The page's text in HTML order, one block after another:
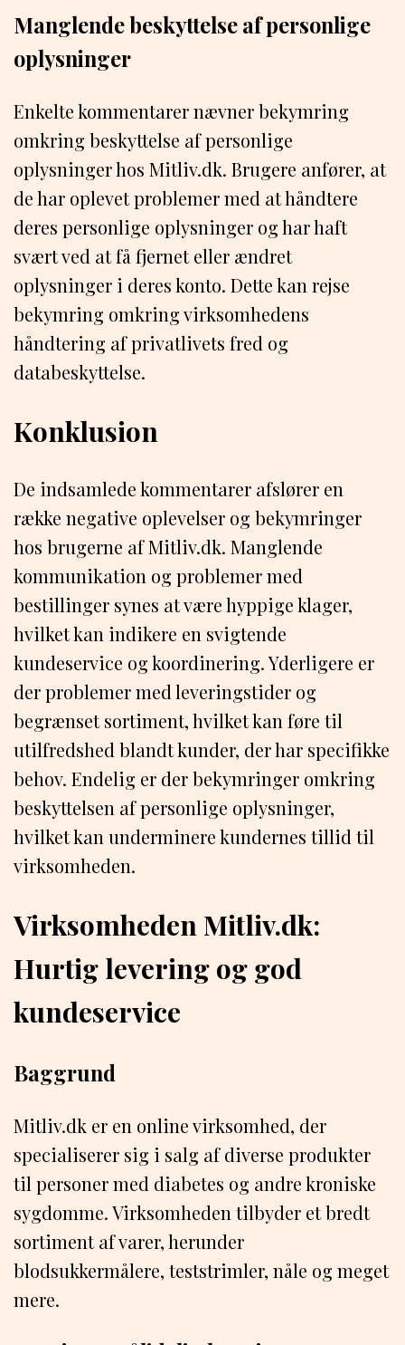
Manglende beskyttelse af personlige
oplysninger
Enkelte kommentarer nævner bekymring
omkring beskyttelse af personlige
oplysninger hos Mitliv.dk. Brugere anfører, at
de har oplevet problemer med at håndtere
deres personlige oplysninger og har haft
svært ved at få fjernet eller ændret
oplysninger i deres konto. Dette kan rejse
bekymring omkring virksomhedens
håndtering af privatlivets fred og
databeskyttelse.
Konklusion
De indsamlede kommentarer afslører en
række negative oplevelser og bekymringer
hos brugerne af Mitliv.dk. Manglende
kommunikation og problemer med
bestillinger synes at være hyppige klager,
hvilket kan indikere en svigtende
kundeservice og koordinering. Yderligere er
der problemer med leveringstider og
begrænset sortiment, hvilket kan føre til
utilfredshed blandt kunder, der har specifikke
behov. Endelig er der bekymringer omkring
beskyttelsen af personlige oplysninger,
hvilket kan underminere kundernes tillid til
virksomheden.
Virksomheden Mitliv.dk:
Hurtig levering og god
kundeservice
Baggrund
Mitliv.dk er en online virksomhed, der
specialiserer sig i salg af diverse produkter
til personer med diabetes og andre kroniske
sygdomme. Virksomheden tilbyder et bredt
sortiment af varer, herunder
blodsukkermålere, teststrimler, nåle og meget
mere.